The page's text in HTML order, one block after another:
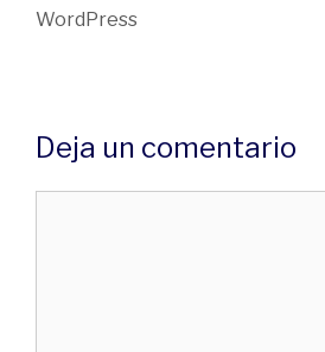
WordPress
Deja un comentario